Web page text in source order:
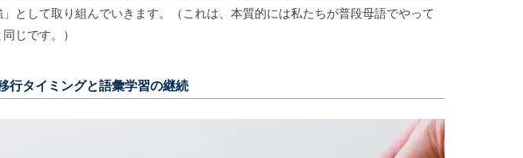
」として取り組んでいきます。（これは、本質的には私たちが普段母語でやって
じです。）
行タイミングと語彙学習の継続